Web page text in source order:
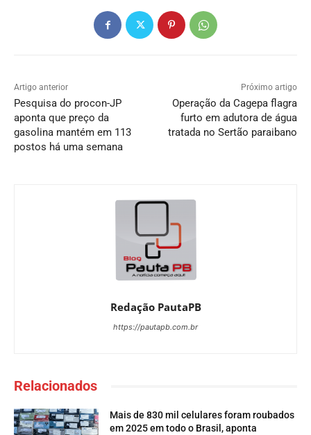
Artigo anterior
Pesquisa do procon-JP
aponta que preço da
gasolina mantém em 113
postos há uma semana
Próximo artigo
Operação da Cagepa flagra
furto em adutora de água
tratada no Sertão paraibano
Redação PautaPB
https://pautapb.com.br
Relacionados
Mais de 830 mil celulares foram roubados
em 2025 em todo o Brasil, aponta